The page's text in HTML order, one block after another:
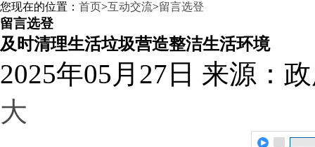
您现在的位置： 首页>互动交流>留言选登
留言选登
及时清理生活垃圾营造整洁生活环境
2025年05月27日 来源：
大